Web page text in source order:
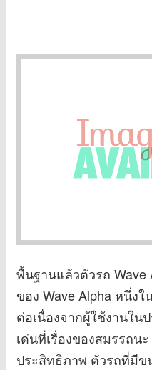
พื้นฐานแล้วตัวรถ Wave
ของ Wave Alpha หนึ่ง
ต่อเนื่องจากผู้ใช้งานใน
เด่นที่เรื่องของสมรรถน
ประสิทธิภาพ ตัวรถที่มี